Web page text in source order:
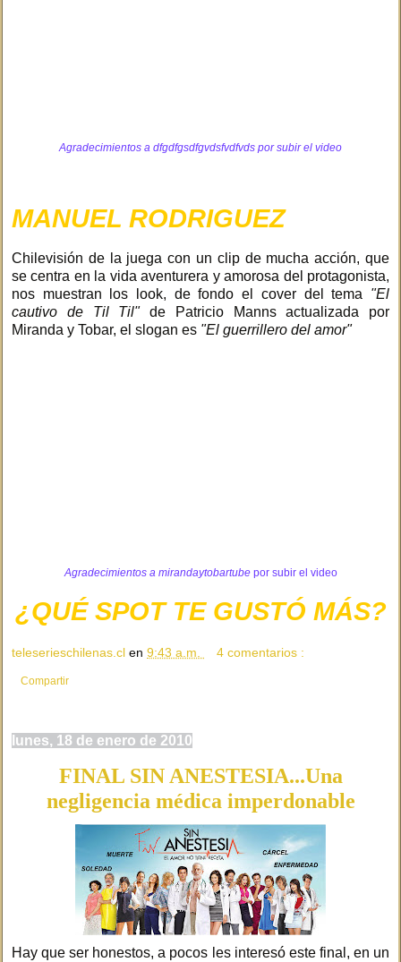
Agradecimientos a dfgdfgsdfgvdsfvdfvds por subir el video
MANUEL RODRIGUEZ
Chilevisión de la juega con un clip de mucha acción, que
se centra en la vida aventurera y amorosa del protagonista,
nos muestran los look, de fondo el cover del tema "El
cautivo de Til Til"de Patricio Manns actualizada por
Miranda y Tobar, el slogan es "El guerrillero del amor"
Agradecimientos a mirandaytobartubepor subir el video
¿QUÉ SPOT TE GUSTÓ MÁS?
teleserieschilenas.cl en 9:43 a.m. 4 comentarios :
Compartir
lunes, 18 de enero de 2010
FINAL SIN ANESTESIA...Una
negligencia médica imperdonable
Hay que ser honestos, a pocos les interesó este final, en un